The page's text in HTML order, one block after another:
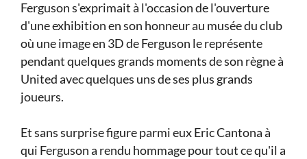
Ferguson s'exprimait à l'occasion de l'ouverture
d'une exhibition en son honneur au musée du club
où une image en 3D de Ferguson le représente
pendant quelques grands moments de son règne à
United avec quelques uns de ses plus grands
joueurs.
Et sans surprise figure parmi eux Eric Cantona à
qui Ferguson a rendu hommage pour tout ce qu'il a